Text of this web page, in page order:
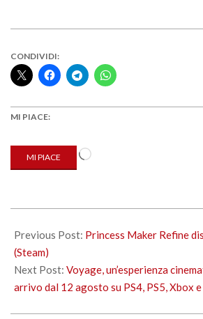
CONDIVIDI:
MI PIACE:
MI PIACE
Caricamento
08-
02
Previous Post: Princess Maker Refine
(Steam)
Next Post: Voyage, un’esperienza
arrivo dal 12 agosto su PS4, PS5, Xbox